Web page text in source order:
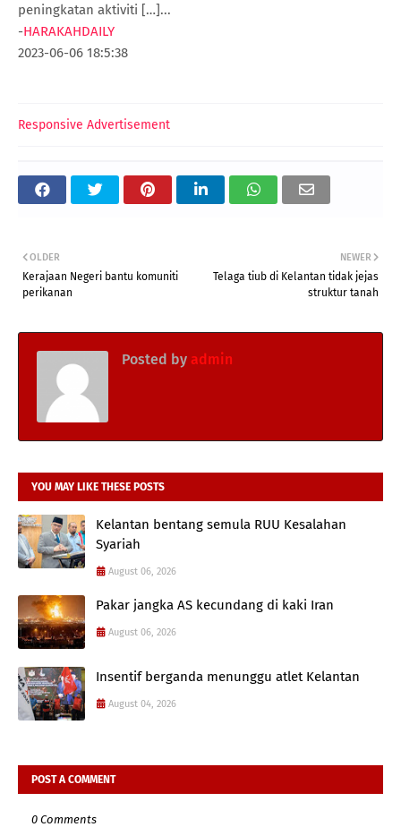
peningkatan aktiviti […]...
-HARAKAHDAILY
2023-06-06 18:5:38
Responsive Advertisement
NEWER
Telaga tiub di Kelantan tidak jejas
struktur tanah
OLDER
Kerajaan Negeri bantu komuniti
perikanan
Posted by admin
YOU MAY LIKE THESE POSTS
Kelantan bentang semula RUU Kesalahan
Syariah
August 06, 2026
Pakar jangka AS kecundang di kaki Iran
August 06, 2026
Insentif berganda menunggu atlet Kelantan
August 04, 2026
POST A COMMENT
0 Comments